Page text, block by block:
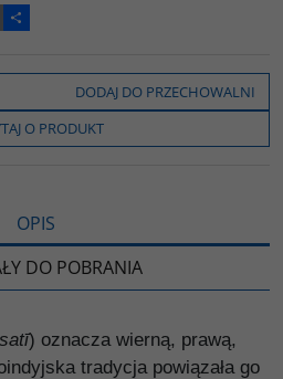
P
o
z
e
l
s
DODAJ DO PRZECHOWALNI
O PRODUKT
OPIS
DO POBRANIA
satī) oznacza wierną, prawą,
tradycja powiązała go